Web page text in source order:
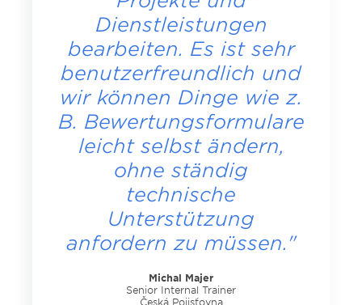
Dienstleistungen
bearbeiten. Es ist sehr
benutzerfreundlich und
wir können Dinge wie z.
B. Bewertungsformulare
leicht selbst ändern,
ohne ständig
technische
Unterstützung
anfordern zu müssen."
Michal Majer
Senior Internal Trainer
Česká Pojisťovna